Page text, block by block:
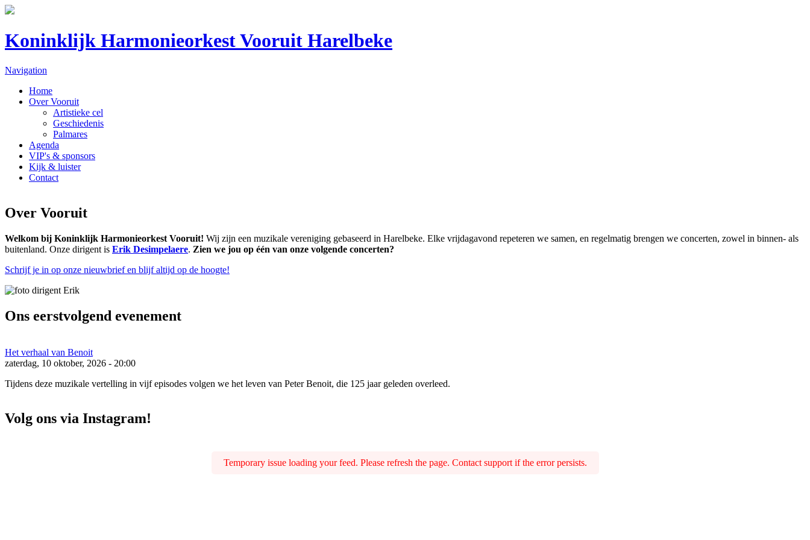
Koninklijk Harmonieorkest Vooruit Harelbeke
Navigation
Home
Over Vooruit
Artistieke cel
Geschiedenis
Palmares
Agenda
VIP's & sponsors
Kijk & luister
Contact
Over Vooruit
Welkom bij Koninklijk Harmonieorkest Vooruit! Wij zijn een muzikale vereniging gebaseerd in Harelbeke. Elke vrijdagavond repeteren we samen, en regelmatig brengen we concerten, zowel in binnen- als
buitenland. Onze dirigent is Erik Desimpelaere. Zien we jou op één van onze volgende concerten?
Schrijf je in op onze nieuwbrief en blijf altijd op de hoogte!
Ons eerstvolgend evenement
Het verhaal van Benoit
zaterdag, 10 oktober, 2026 - 20:00
Tijdens deze muzikale vertelling in vijf episodes volgen we het leven van Peter Benoit, die 125 jaar geleden overleed.
Volg ons via Instagram!
Temporary issue loading your feed. Please refresh the page. Contact support if the error persists.